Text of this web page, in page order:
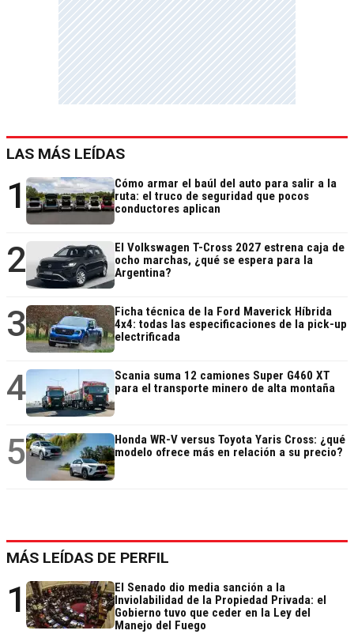
LAS MÁS LEÍDAS
1
Cómo armar el baúl del auto para salir a la
ruta: el truco de seguridad que pocos
conductores aplican
2
El Volkswagen T-Cross 2027 estrena caja de
ocho marchas, ¿qué se espera para la
Argentina?
3
Ficha técnica de la Ford Maverick Híbrida
4x4: todas las especificaciones de la pick-up
electrificada
4
Scania suma 12 camiones Super G460 XT
para el transporte minero de alta montaña
5
Honda WR-V versus Toyota Yaris Cross: ¿qué
modelo ofrece más en relación a su precio?
MÁS LEÍDAS DE PERFIL
1
El Senado dio media sanción a la
Inviolabilidad de la Propiedad Privada: el
Gobierno tuvo que ceder en la Ley del
Manejo del Fuego